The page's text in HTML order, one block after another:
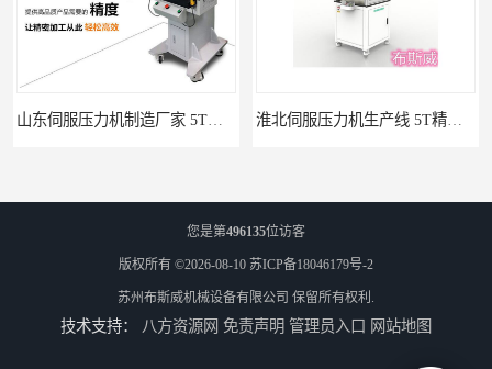
您是第496135位访客
版权所有 ©2026-08-10 苏ICP备18046179号-2
苏州布斯威机械设备有限公司 保留所有权利.
技术支持： 八方资源网 免责声明 管理员入口 网站地图